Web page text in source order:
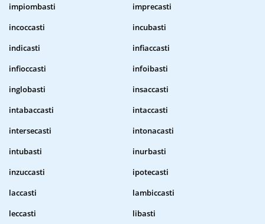
impiombasti
imprecasti
incoccasti
incubasti
indicasti
infiaccasti
infioccasti
infoibasti
inglobasti
insaccasti
intabaccasti
intaccasti
intersecasti
intonacasti
intubasti
inurbasti
inzuccasti
ipotecasti
laccasti
lambiccasti
leccasti
libasti